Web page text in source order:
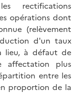
rectifications
opérations dont
(relèvement
d'un taux
lieu, à défaut de
affectation plus
entre les
proportion de la